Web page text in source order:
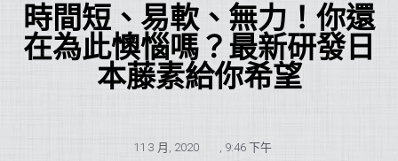
時間短、易軟、無力！你還
在為此懊惱嗎？最新研發日
本藤素給你希望
11 3 月, 2020 , 9:46 下午